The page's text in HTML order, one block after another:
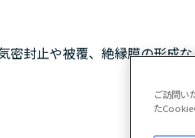
密封止や被覆、絶縁膜の形成
ご訪問い
たCookie